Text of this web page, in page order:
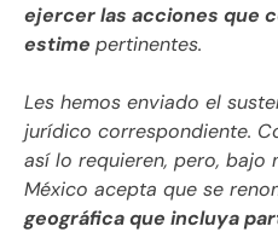
ejercer las acciones que
estime pertinentes.
Les hemos enviado el
jurídico correspondiente.
así lo requieren, pero, bajo
México acepta que se
geográfica que incluya